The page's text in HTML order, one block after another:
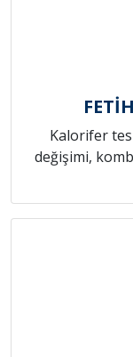
Kalorifer
değişimi,